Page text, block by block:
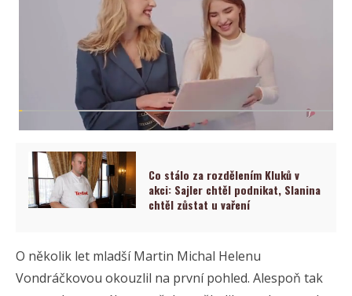
Co stálo za rozdělením Kluků v
akci: Sajler chtěl podnikat, Slanina
chtěl zůstat u vaření
O několik let mladší Martin Michal Helenu
Vondráčkovou okouzlil na první pohled. Alespoň tak